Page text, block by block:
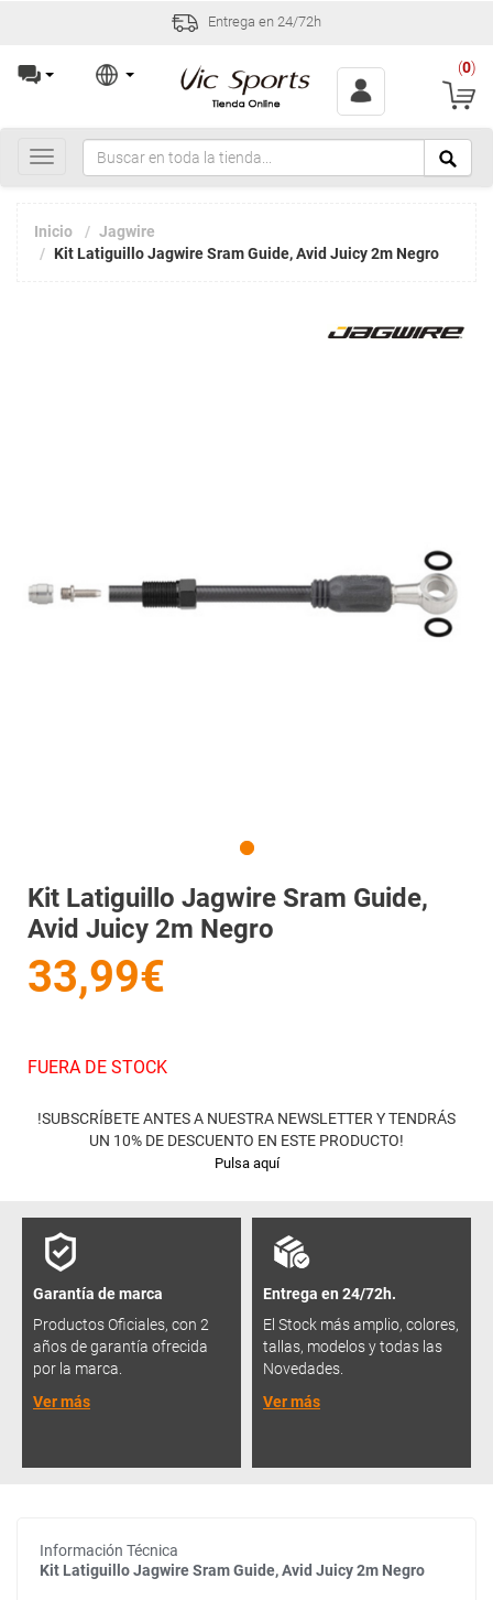
Entrega en 24/72h
(0)
Toggle
navigation
Inicio
Jagwire
Kit Latiguillo Jagwire Sram Guide, Avid Juicy 2m Negro
Kit Latiguillo Jagwire Sram Guide,
Avid Juicy 2m Negro
33,99€
FUERA DE STOCK
!SUBSCRÍBETE ANTES A NUESTRA NEWSLETTER Y TENDRÁS
UN 10% DE DESCUENTO EN ESTE PRODUCTO!
Pulsa aquí
Garantía de marca
Productos Oficiales, con 2
años de garantía ofrecida
por la marca.
Ver más
Entrega en 24/72h.
El Stock más amplio, colores,
tallas, modelos y todas las
Novedades.
Ver más
Información Técnica
Kit Latiguillo Jagwire Sram Guide, Avid Juicy 2m Negro